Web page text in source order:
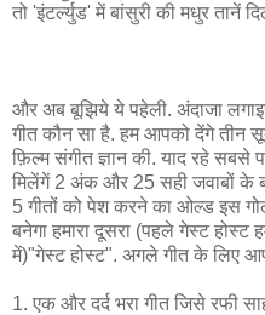
तो 'इंटर्ल्युड' में बांसुरी की मधुर तानें
और अब बूझिये ये पहेली. अंदाजा
गीत कौन सा है. हम आपको देंगे तीन
फ़िल्म संगीत ज्ञान की. याद रहे सबसे
मिलेंगें 2 अंक और 25 सही जवाबों के
5 गीतों को पेश करने का ओल्ड इस
बनेगा हमारा दूसरा (पहले गेस्ट
में)"गेस्ट होस्ट". अगले गीत के लिए
1. एक और दर्द भरा गीत जिसे रफी